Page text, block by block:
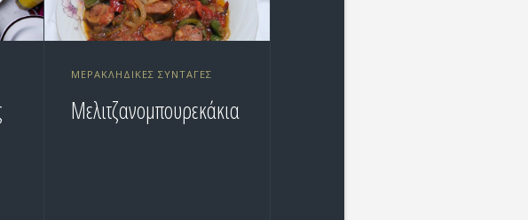
ΜΕΡΑΚΛΉΔΙΚΕΣ ΣΥΝΤΑΓΈΣ
Μελιτζανομπουρεκάκια